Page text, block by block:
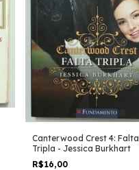
Canterwood Crest 4: Falta
Tripla - Jessica Burkhart
R$16,00